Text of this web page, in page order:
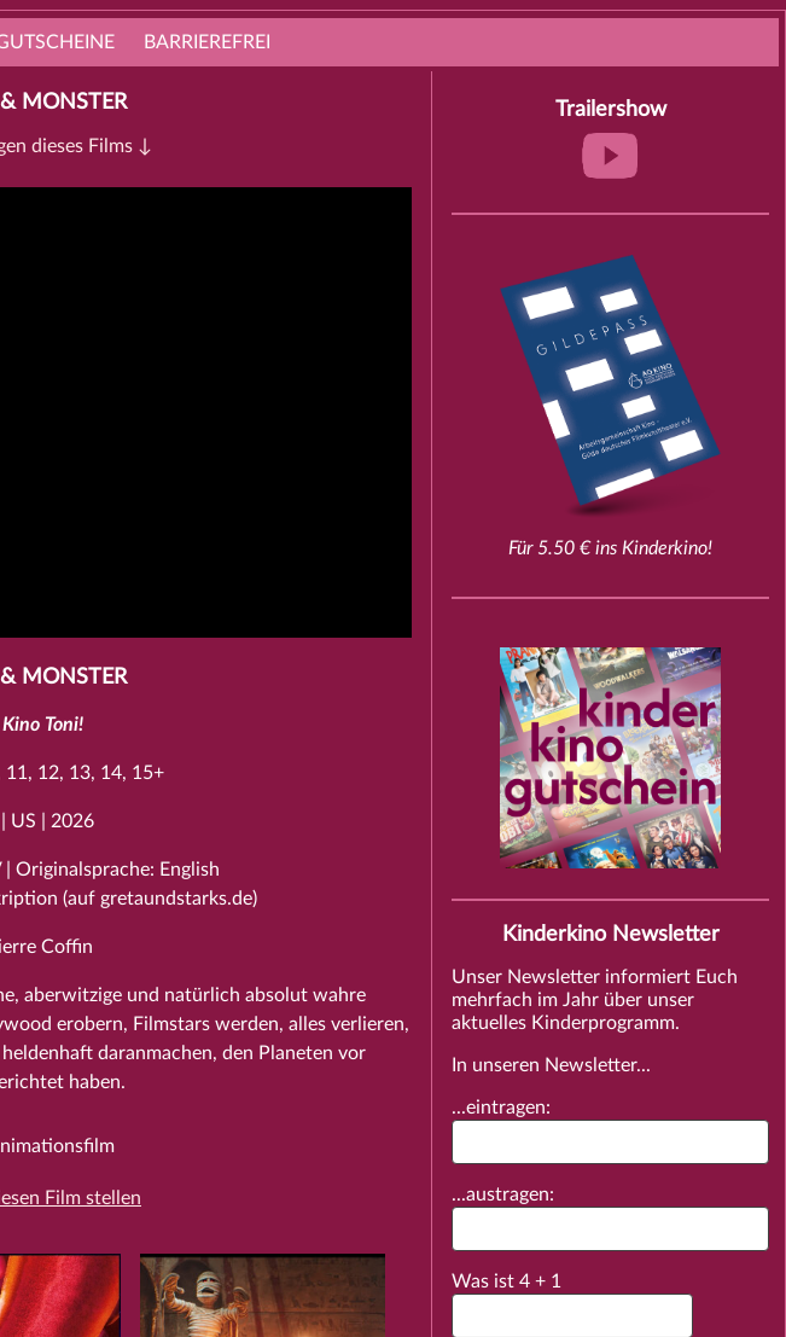
BARRIEREFREI
MONSTER
dieses Films ↓
MONSTER
Toni!
12, 13, 14, 15+
US | 2026
Originalsprache: English
(auf gretaundstarks.de)
Coffin
aberwitzige und natürlich absolut wahre
erobern, Filmstars werden, alles verlieren,
daranmachen, den Planeten vor
haben.
Film stellen
Trailershow
Für 5.50 € ins Kinderkino!
Kinderkino Newsletter
Unser Newsletter informiert Euch
mehrfach im Jahr über unser
aktuelles Kinderprogramm.
In unseren Newsletter...
...eintragen:
...austragen:
Was ist4 + 1